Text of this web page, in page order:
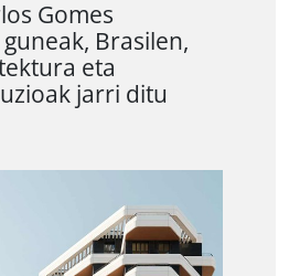
Gomes
Brasilen,
eta
jarri ditu